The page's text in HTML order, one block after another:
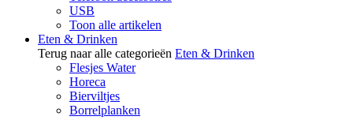
USB
Toon alle artikelen
Eten & Drinken
Terug naar alle categorieën Eten & Drinken
Flesjes Water
Horeca
Bierviltjes
Borrelplanken